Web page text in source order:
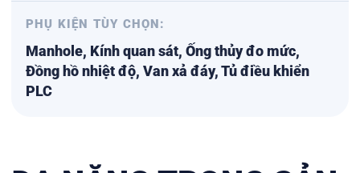
PHỤ KIỆN TÙY CHỌN:
Manhole, Kính quan sát, Ống thủy đo mức,
Đồng hồ nhiệt độ, Van xả đáy, Tủ điều khiển
PLC